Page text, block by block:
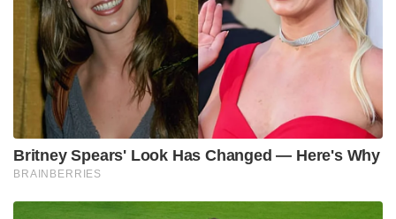
Britney Spears' Look Has Changed — Here's Why
BRAINBERRIES